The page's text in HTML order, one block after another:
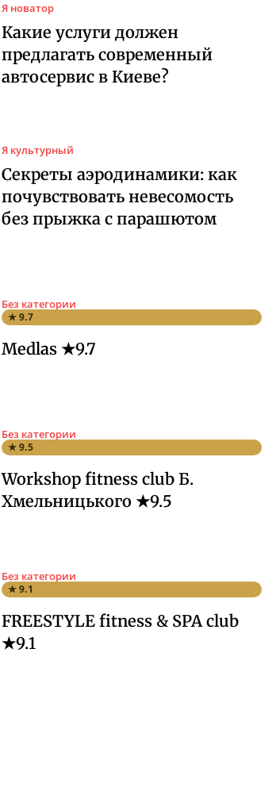
Я новатор
Какие услуги должен
предлагать современный
автосервис в Киеве?
Я культурный
Секреты аэродинамики: как
почувствовать невесомость
без прыжка с парашютом
Без категории
★ 9.7
Medlas ★9.7
Без категории
★ 9.5
Workshop fitness club Б.
Хмельницького ★9.5
Без категории
★ 9.1
FREESTYLE fitness & SPA club
★9.1